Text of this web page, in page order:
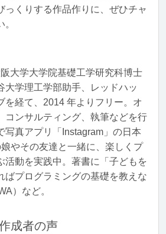
っくりする作品作りに、ぜひチャ
大学大学院基礎工学研究科博士
大学理工学部助手、レッドハッ
を経て、2014 年よりフリー。オ
コンサルティング、執筆などを行
写真アプリ「Instagram」の日本
やその友達と一緒に、楽しくプ
活動を実践中。著書に「子どもを
ばプログラミングの基礎を教えな
）など。
成者の声